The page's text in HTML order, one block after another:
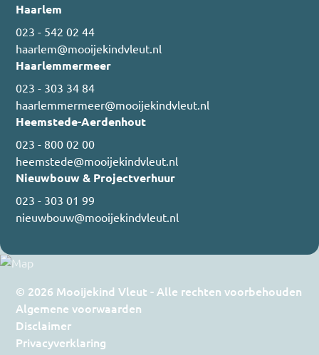
Haarlem
023 - 542 02 44
haarlem@mooijekindvleut.nl
Haarlemmermeer
023 - 303 34 84
haarlemmermeer@mooijekindvleut.nl
Heemstede-Aerdenhout
023 - 800 02 00
heemstede@mooijekindvleut.nl
Nieuwbouw & Projectverhuur
023 - 303 01 99
nieuwbouw@mooijekindvleut.nl
© 2026 Mooijekind Vleut - Alle rechten voorbehouden
Algemene voorwaarden
Disclaimer
Privacyverklaring